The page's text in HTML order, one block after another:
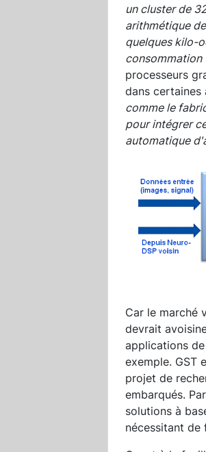
un cluster de
arithmétique
quelques kilo-
consommation
processeurs
dans certaines
comme le
pour intégrer
automatique
Car le marché
devrait
applications
exemple. GST
projet de
embarqués.
solutions à
nécessitant de